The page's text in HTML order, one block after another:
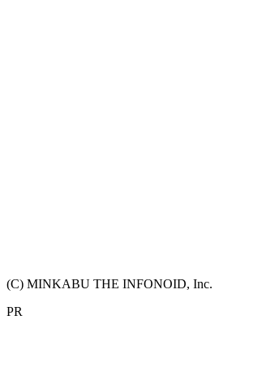
(C) MINKABU THE INFONOID, Inc.
PR